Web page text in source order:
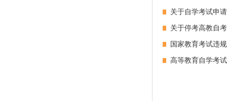
关于自学考试申
关于停考高教自
国家教育考试违
高等教育自学考